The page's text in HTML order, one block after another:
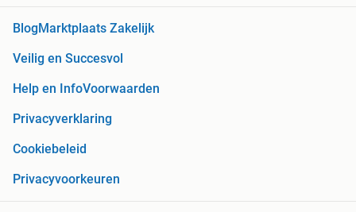
Blog Marktplaats Zakelijk
Veilig en Succesvol
Help en InfoVoorwaarden
Privacyverklaring
Cookiebeleid
Privacyvoorkeuren